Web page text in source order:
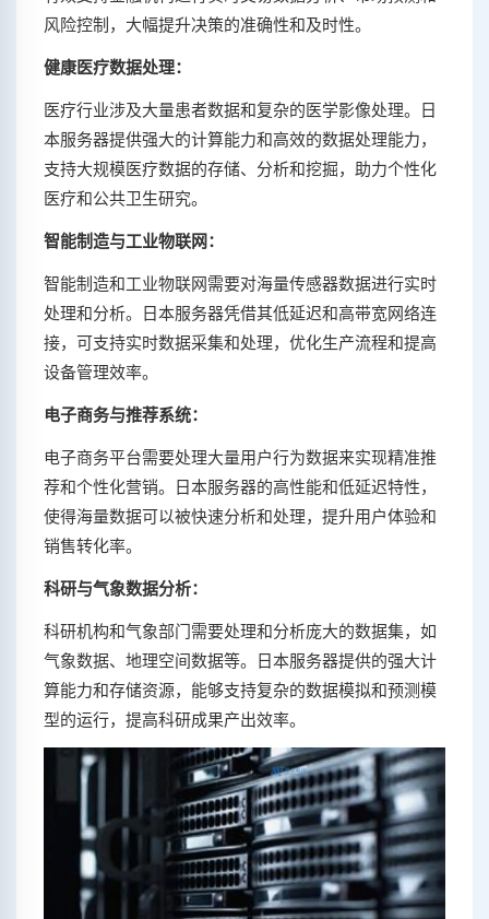
风险控制，大幅提升决策的准确性和及时性。
健康医疗数据处理：
医疗行业涉及大量患者数据和复杂的医学影像处理。日
本服务器提供强大的计算能力和高效的数据处理能力，
支持大规模医疗数据的存储、分析和挖掘，助力个性化
医疗和公共卫生研究。
智能制造与工业物联网：
智能制造和工业物联网需要对海量传感器数据进行实时
处理和分析。日本服务器凭借其低延迟和高带宽网络连
接，可支持实时数据采集和处理，优化生产流程和提高
设备管理效率。
电子商务与推荐系统：
电子商务平台需要处理大量用户行为数据来实现精准推
荐和个性化营销。日本服务器的高性能和低延迟特性，
使得海量数据可以被快速分析和处理，提升用户体验和
销售转化率。
科研与气象数据分析：
科研机构和气象部门需要处理和分析庞大的数据集，如
气象数据、地理空间数据等。日本服务器提供的强大计
算能力和存储资源，能够支持复杂的数据模拟和预测模
型的运行，提高科研成果产出效率。